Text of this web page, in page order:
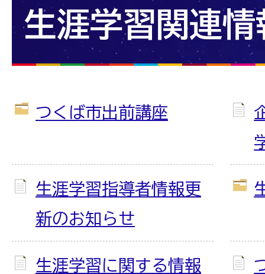
生涯学習関連情
つくば市出前講座
生涯学習指導者情報更
新のお知らせ
生涯学習に関する情報